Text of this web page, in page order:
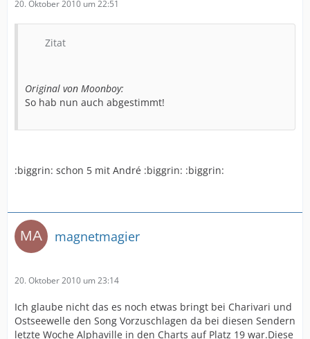
20. Oktober 2010 um 22:51
Zitat
Original von Moonboy:
So hab nun auch abgestimmt!
:biggrin: schon 5 mit André :biggrin: :biggrin:
magnetmagier
20. Oktober 2010 um 23:14
Ich glaube nicht das es noch etwas bringt bei Charivari und
Ostseewelle den Song Vorzuschlagen da bei diesen Sendern
letzte Woche Alphaville in den Charts auf Platz 19 war.Diese